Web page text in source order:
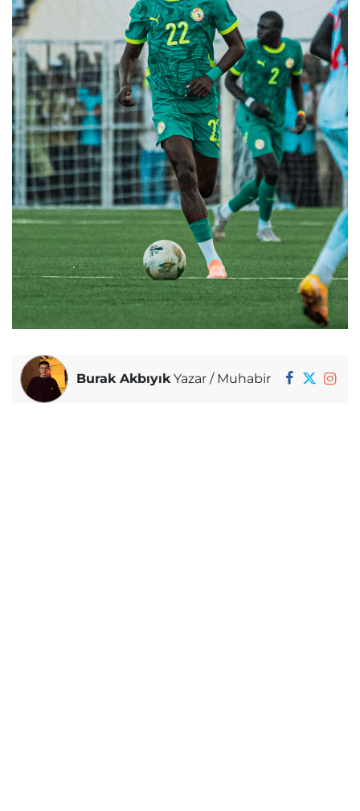
Burak AkbıyıkYazar / Muhabir